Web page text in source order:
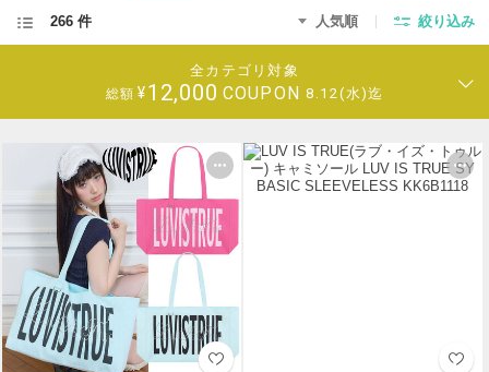
266 件 人気順 絞り込み
全カテゴリ対象
総額 ¥12,000 COUPON 8.12(水)迄